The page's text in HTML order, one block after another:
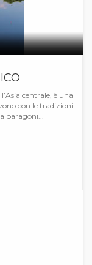
centrale, è una
con le tradizioni
paragoni...